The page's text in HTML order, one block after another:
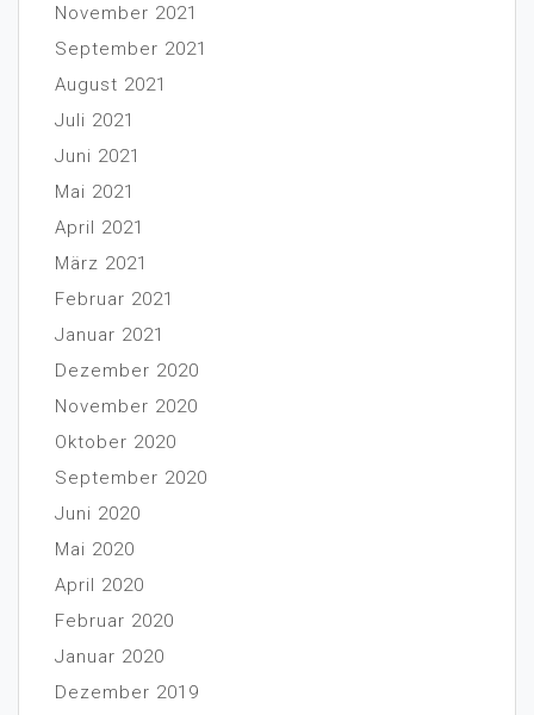
November 2021
September 2021
August 2021
Juli 2021
Juni 2021
Mai 2021
April 2021
März 2021
Februar 2021
Januar 2021
Dezember 2020
November 2020
Oktober 2020
September 2020
Juni 2020
Mai 2020
April 2020
Februar 2020
Januar 2020
Dezember 2019